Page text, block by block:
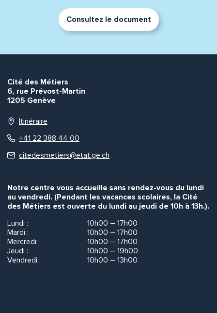
Consultez le document
Cité des Métiers
6, rue Prévost-Martin
1205 Genève
Itinéraire
+41 22 388 44 00
citedesmetiers@etat.ge.ch
Notre centre vous accueille sans rendez-vous du lundi
au vendredi. (Pendant les vacances scolaires, la Cité
des Métiers est ouverte du lundi au jeudi de 10h à 13h.).
Lundi :
10h00 – 17h00
Mardi :
10h00 – 17h00
Mercredi :
10h00 – 17h00
Jeudi :
10h00 – 19h00
Vendredi :
10h00 – 13h00
Commentaire*